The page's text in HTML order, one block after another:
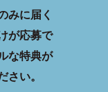
みに届く
が応募で
な特典が
さい。